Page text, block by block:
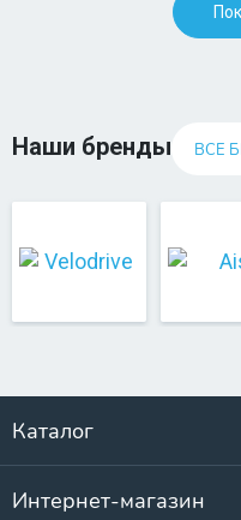
Наши бренды ВСЕ
Каталог
Интернет-магазин